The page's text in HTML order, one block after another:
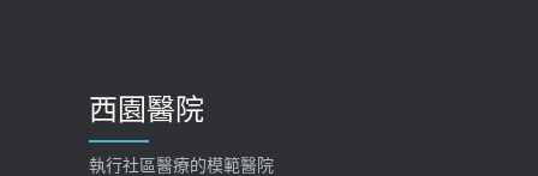
西園醫院
執行社區醫療的模範醫院